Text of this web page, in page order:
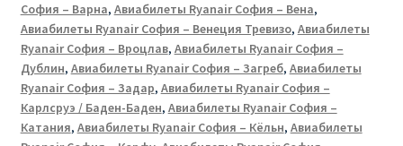
София – Варна, Авиабилеты Ryanair София – Вена,
Авиабилеты Ryanair София – Венеция Тревизо, Авиабилеты
Ryanair София – Вроцлав, Авиабилеты Ryanair София –
Дублин, Авиабилеты Ryanair София – Загреб, Авиабилеты
Ryanair София – Задар, Авиабилеты Ryanair София –
Карлсруэ / Баден-Баден, Авиабилеты Ryanair София –
Катания, Авиабилеты Ryanair София – Кёльн, Авиабилеты